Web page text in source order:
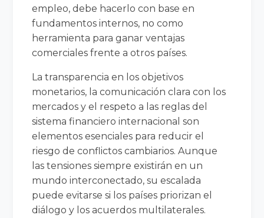
empleo, debe hacerlo con base en
fundamentos internos, no como
herramienta para ganar ventajas
comerciales frente a otros países.
La transparencia en los objetivos
monetarios, la comunicación clara con los
mercados y el respeto a las reglas del
sistema financiero internacional son
elementos esenciales para reducir el
riesgo de conflictos cambiarios. Aunque
las tensiones siempre existirán en un
mundo interconectado, su escalada
puede evitarse si los países priorizan el
diálogo y los acuerdos multilaterales.